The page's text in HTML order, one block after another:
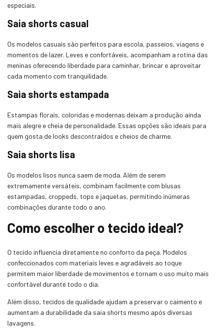
especiais.
Saia shorts casual
Os modelos casuais são perfeitos para escola, passeios, viagens e
momentos de lazer. Leves e confortáveis, acompanham a rotina das
meninas oferecendo liberdade para caminhar, brincar e aproveitar
cada momento com tranquilidade.
Saia shorts estampada
Estampas florais, coloridas e modernas deixam a produção ainda
mais alegre e cheia de personalidade. Essas opções são ideais para
quem gosta de looks descontraídos e cheios de charme.
Saia shorts lisa
Os modelos lisos nunca saem de moda. Além de serem
extremamente versáteis, combinam facilmente com blusas
estampadas, croppeds, tops e jaquetas, permitindo inúmeras
combinações durante todo o ano.
Como escolher o tecido ideal?
O tecido influencia diretamente no conforto da peça. Modelos
confeccionados com materiais leves e agradáveis ao toque
permitem maior liberdade de movimentos e tornam o uso muito mais
confortável durante todo o dia.
Além disso, tecidos de qualidade ajudam a preservar o caimento e
aumentam a durabilidade da saia shorts mesmo após diversas
lavagens.